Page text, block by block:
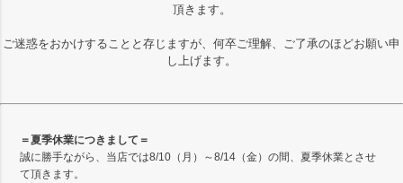
頂きます。
ご迷惑をおかけすることと存じますが、何卒ご理解、ご了承のほどお願い申
し上げます。
＝夏季休業につきまして＝
誠に勝手ながら、当店では8/10（月）～8/14（金）の間、夏季休業とさせ
て頂きます。